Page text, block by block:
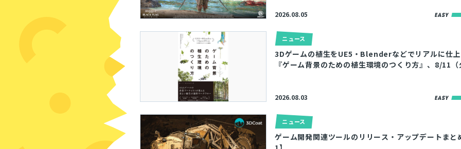
2026.08.05
ニュース
3Dゲームの植生をUE5・Blenderなどでリアルに仕
『ゲーム背景のための植生環境のつくり方』、8/11
2026.08.03
ニュース
ゲーム開発関連ツールのリリース・アップデートま